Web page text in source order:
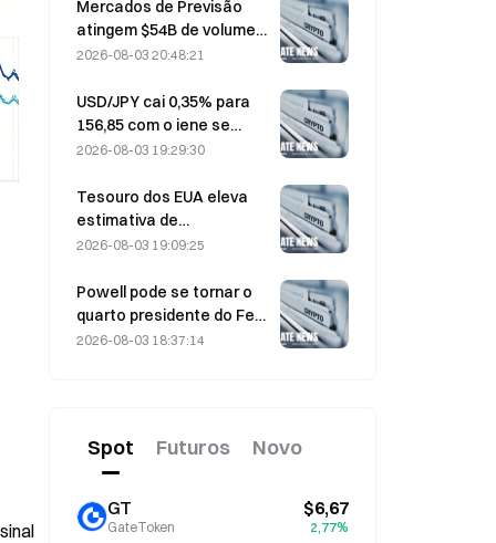
invertem
Mercados de Previsão
atingem $54B de volume
em julho, à medida que a
impulsiona a negociação
2026-08-03 20:48:21
USD/JPY cai 0,35% para
156,85 com o iene se
fortalecendo no início das
2026-08-03 19:29:30
Tesouro dos EUA eleva
estimativa de
empréstimos do 3º
bilhões
2026-08-03 19:09:25
Powell pode se tornar o
quarto presidente do Fed
a cumprir um mandato
2026-08-03 18:37:14
Spot Futuros Novo
GT
GateToken
$6,67
2,77%